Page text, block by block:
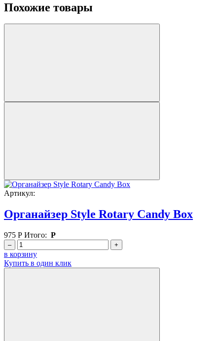
Похожие товары
Артикул:
Органайзер Style Rotary Candy Box
975 Р Итого: Р
– +
в корзину
Купить в один клик